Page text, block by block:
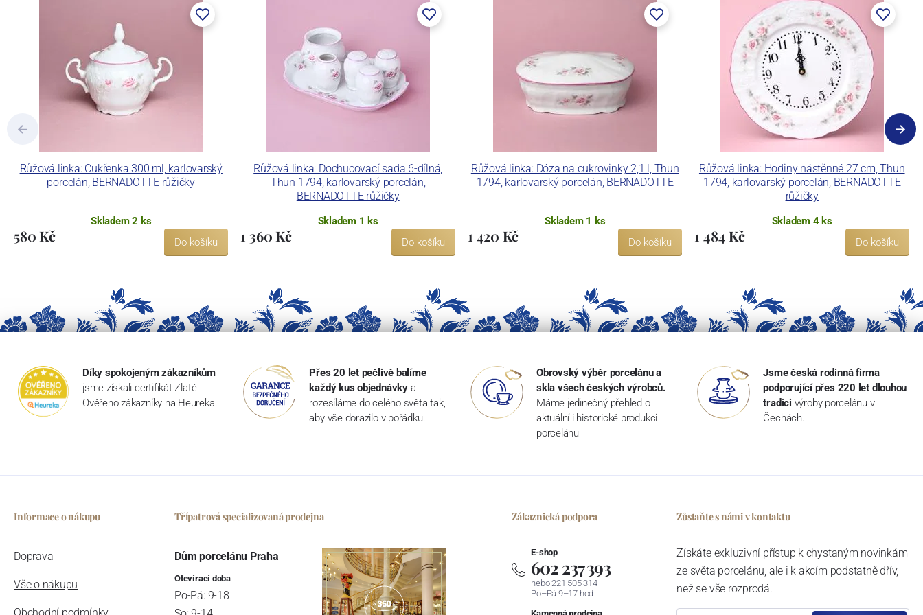
tlakového lití, moderními komorovými pecemi a vtavnou dekorační pecí. Závod je schopen
dekorovat své výrobky pomocí klasických dekoračních technik.
Concordia Lesov používá ochrannou známku LC a Thun Hotel & Restaurant.
Růžová linka: Cukřenka 300 ml, karlovarský
porcelán, BERNADOTTE růžičky
Skladem 2 ks
580 Kč Do košíku
Růžová linka: Dochucovací sada 6-dílná,
Thun 1794, karlovarský porcelán,
BERNADOTTE růžičky
Skladem 1 ks
1 360 Kč Do košíku
Růžová linka: Dóza na cukrovinky 2,1 l, Thun
1794, karlovarský porcelán, BERNADOTTE
Skladem 1 ks
1 420 Kč Do košíku
Růžová linka: Hodiny nástěnné 27 cm, Thun
1794, karlovarský porcelán, BERNADOTTE
růžičky
Skladem 4 ks
1 484 Kč Do košíku
Díky spokojeným zákazníkům
jsme získali certifikát Zlaté
Ověřeno zákazníky na Heureka.
Přes 20 let pečlivě balíme
každý kus objednávky a
rozesíláme do celého světa tak,
aby vše dorazilo v pořádku.
Obrovský výběr porcelánu a
skla všech českých výrobců.
Máme jedinečný přehled o
aktuální i historické produkci
porcelánu
Jsme česká rodinná firma
podporující přes 220 let dlouhou
tradici výroby porcelánu v
Čechách.
Informace o nákupu
Doprava
Vše o nákupu
Obchodní podmínky
Třípatrová specializovaná prodejna
Dům porcelánu Praha
Otevírací doba
Po-Pá: 9-18
Zákaznická podpora
E-shop
602 237 393
nebo 221 505 314
Po–Pá 9–17 hod
Zůstaňte s námi v kontaktu
Získáte exkluzivní přístup k chystaným novinkám
ze světa porcelánu, ale i k akcím podstatně dřív,
než se vše rozprodá.